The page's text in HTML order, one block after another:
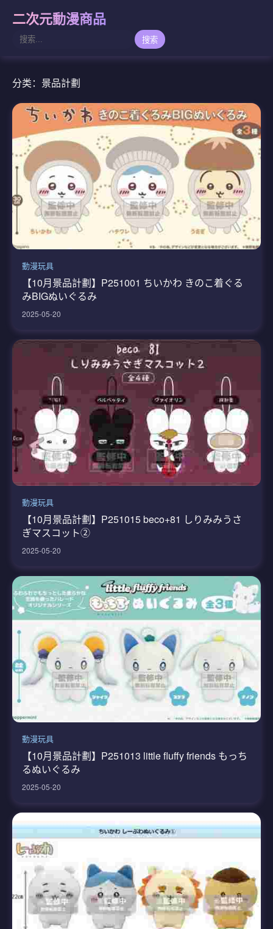
二次元動漫商品
搜索
分类：景品計劃
動漫玩具
【10月景品計劃】P251001 ちいかわ きのこ着ぐる
みBIGぬいぐるみ
2025-05-20
動漫玩具
【10月景品計劃】P251015 beco+81 しりみみうさ
ぎマスコット②
2025-05-20
動漫玩具
【10月景品計劃】P251013 little fluffy friends もっち
るぬいぐるみ
2025-05-20